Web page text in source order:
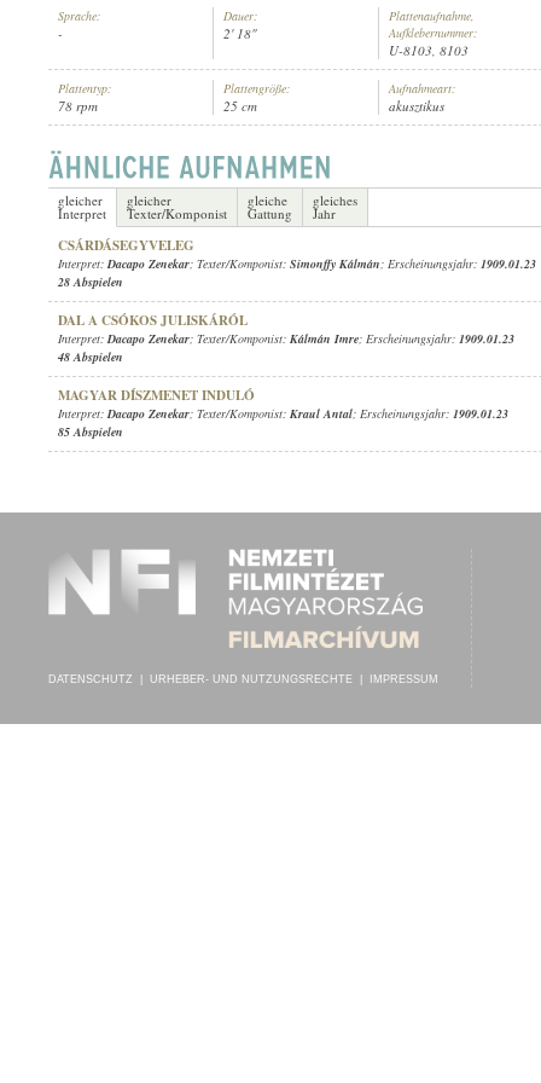
Sprache:
-
Dauer:
2' 18"
Plattenaufnahme,
Aufklebernummer:
U-8103, 8103
Plattentyp:
78 rpm
Plattengröße:
25 cm
Aufnahmeart:
akusztikus
gleicher
Interpret
gleicher
Texter/Komponist
gleiche
Gattung
gleiches
Jahr
CSÁRDÁSEGYVELEG
Interpret:Dacapo Zenekar; Texter/Komponist: Simonffy Kálmán; Erscheinungsjahr: 1909.01.23
28 Abspielen
DAL A CSÓKOS JULISKÁRÓL
Interpret:Dacapo Zenekar; Texter/Komponist: Kálmán Imre; Erscheinungsjahr: 1909.01.23
48 Abspielen
MAGYAR DÍSZMENET INDULÓ
Interpret:Dacapo Zenekar; Texter/Komponist: Kraul Antal; Erscheinungsjahr: 1909.01.23
85 Abspielen
DATENSCHUTZ URHEBER- UND NUTZUNGSRECHTE IMPRESSUM